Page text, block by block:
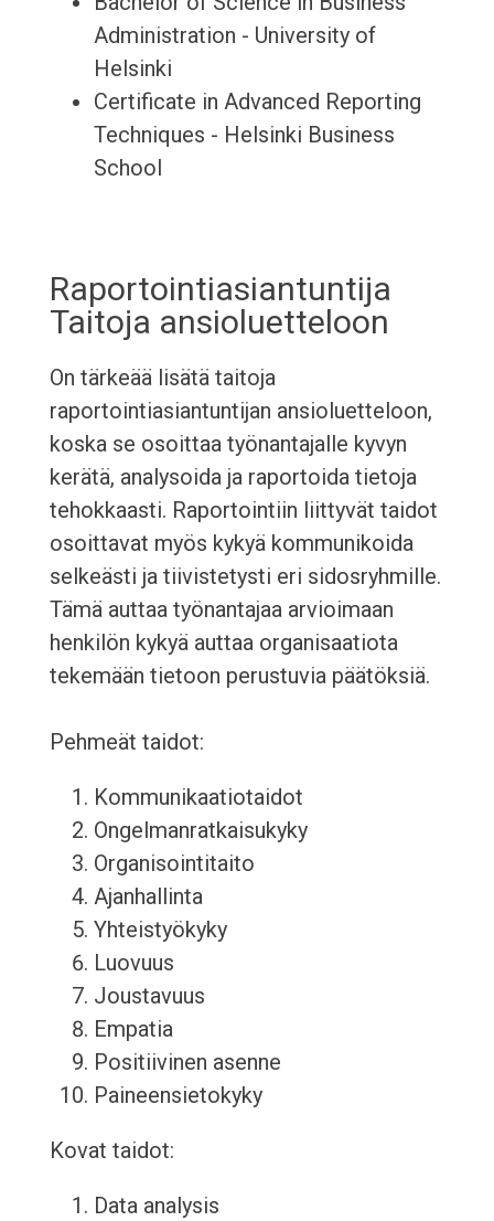
Administration - University of
Helsinki
Certificate in Advanced Reporting
Techniques - Helsinki Business
School
Raportointiasiantuntija
Taitoja ansioluetteloon
On tärkeää lisätä taitoja
raportointiasiantuntijan ansioluetteloon,
koska se osoittaa työnantajalle kyvyn
kerätä, analysoida ja raportoida tietoja
tehokkaasti. Raportointiin liittyvät taidot
osoittavat myös kykyä kommunikoida
selkeästi ja tiivistetysti eri sidosryhmille.
Tämä auttaa työnantajaa arvioimaan
henkilön kykyä auttaa organisaatiota
tekemään tietoon perustuvia päätöksiä.
Pehmeät taidot:
Kommunikaatiotaidot
Ongelmanratkaisukyky
Organisointitaito
Ajanhallinta
Yhteistyökyky
Luovuus
Joustavuus
Empatia
Positiivinen asenne
Paineensietokyky
Kovat taidot:
Data analysis